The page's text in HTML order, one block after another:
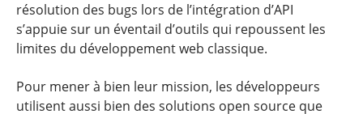
résolution des bugs lors de l’intégration d’API
s’appuie sur un éventail d’outils qui repoussent les
limites du développement web classique.
Pour mener à bien leur mission, les développeurs
utilisent aussi bien des solutions open source que